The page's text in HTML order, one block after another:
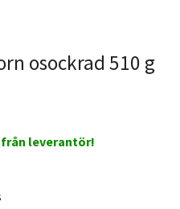
osockrad 510 g
leverantör!